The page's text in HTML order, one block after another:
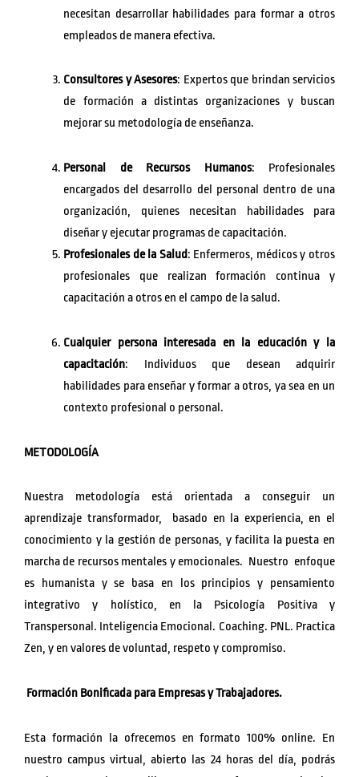
necesitan desarrollar habilidades para formar a otros
empleados de manera efectiva.
Consultores y Asesores: Expertos que brindan servicios
de formación a distintas organizaciones y buscan
mejorar su metodología de enseñanza.
Personal de Recursos Humanos: Profesionales
encargados del desarrollo del personal dentro de una
organización, quienes necesitan habilidades para
diseñar y ejecutar programas de capacitación.
Profesionales de la Salud: Enfermeros, médicos y otros
profesionales que realizan formación continua y
capacitación a otros en el campo de la salud.
Cualquier persona interesada en la educación y la
capacitación: Individuos que desean adquirir
habilidades para enseñar y formar a otros, ya sea en un
contexto profesional o personal.
METODOLOGÍA
Nuestra metodología está orientada a conseguir un
aprendizaje transformador, basado en la experiencia, en el
conocimiento y la gestión de personas, y facilita la puesta en
marcha de recursos mentales y emocionales. Nuestro enfoque
es humanista y se basa en los principios y pensamiento
integrativo y holístico, en la Psicología Positiva y
Transpersonal. Inteligencia Emocional. Coaching. PNL. Practica
Zen, y en valores de voluntad, respeto y compromiso.
Formación Bonificada para Empresas y Trabajadores.
Esta formación la ofrecemos en formato 100% online. En
nuestro campus virtual, abierto las 24 horas del día, podrás